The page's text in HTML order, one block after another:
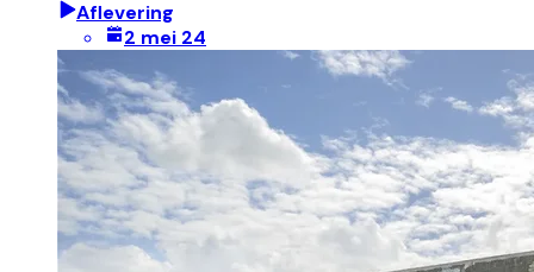
Aflevering
2 mei 24